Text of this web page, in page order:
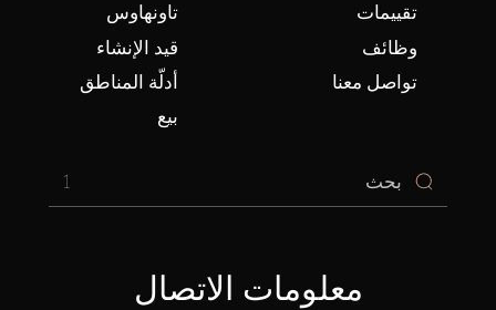
تاونهاوس
قيد الإنشاء
أدلّة المناطق
بيع
تقييمات
وظائف
تواصل معنا
1
معلومات الاتصال